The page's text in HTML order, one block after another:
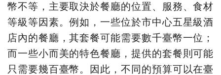
幣不等，主要取決於餐廳的位置、服務、食材
等級等因素。例如，一些位於市中心五星級酒
店內的餐廳，其套餐可能需要數千臺幣一位；
而一些小而美的特色餐廳，提供的套餐則可能
只需要幾百臺幣。因此，不同的預算可以在臺